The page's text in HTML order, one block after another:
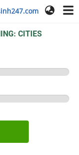
CITIES